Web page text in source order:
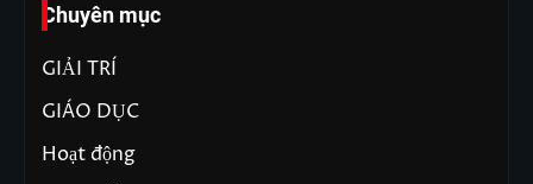
Chuyên mục
GIẢI TRÍ
GIÁO DỤC
Hoạt động